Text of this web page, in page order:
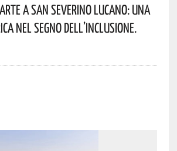
A San Severino Lucano: Una
Nel Segno Dell’inclusione.